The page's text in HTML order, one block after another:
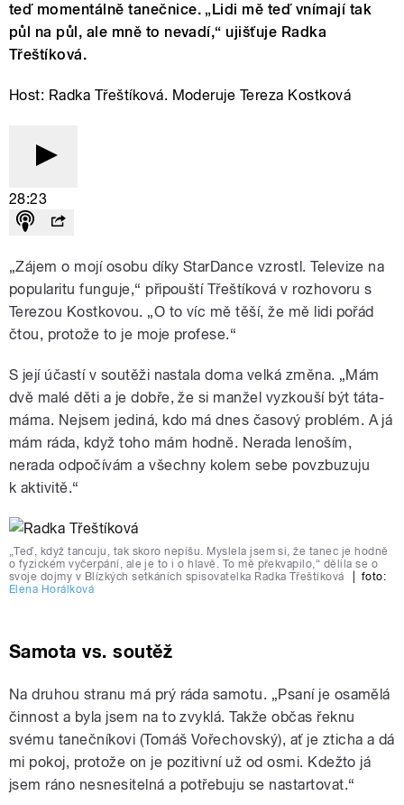
teď momentálně tanečnice. „Lidi mě teď vnímají tak
půl na půl, ale mně to nevadí,“ ujišťuje Radka
Třeštíková.
Host: Radka Třeštíková. Moderuje Tereza Kostková
28:23
„Zájem o mojí osobu díky StarDance vzrostl. Televize na
popularitu funguje,“ připouští Třeštíková v rozhovoru s
Terezou Kostkovou. „O to víc mě těší, že mě lidi pořád
čtou, protože to je moje profese.“
S její účastí v soutěži nastala doma velká změna. „Mám
dvě malé děti a je dobře, že si manžel vyzkouší být táta-
máma. Nejsem jediná, kdo má dnes časový problém. A já
mám ráda, když toho mám hodně. Nerada lenoším,
nerada odpočívám a všechny kolem sebe povzbuzuju
k aktivitě.“
„Teď, když tancuju, tak skoro nepíšu. Myslela jsem si, že tanec je hodně
o fyzickém vyčerpání, ale je to i o hlavě. To mě překvapilo,“ dělila se o
svoje dojmy v Blízkých setkáních spisovatelka Radka Třeštíková
foto:
Elena Horálková
Samota vs. soutěž
Na druhou stranu má prý ráda samotu. „Psaní je osamělá
činnost a byla jsem na to zvyklá. Takže občas řeknu
svému tanečníkovi (Tomáš Vořechovský), ať je zticha a dá
mi pokoj, protože on je pozitivní už od osmi. Kdežto já
jsem ráno nesnesitelná a potřebuju se nastartovat.“